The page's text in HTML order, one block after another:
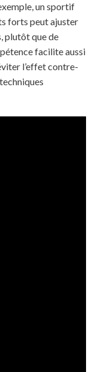
un sportif
forts peut ajuster
plutôt que de
facilite aussi
l’effet contre-